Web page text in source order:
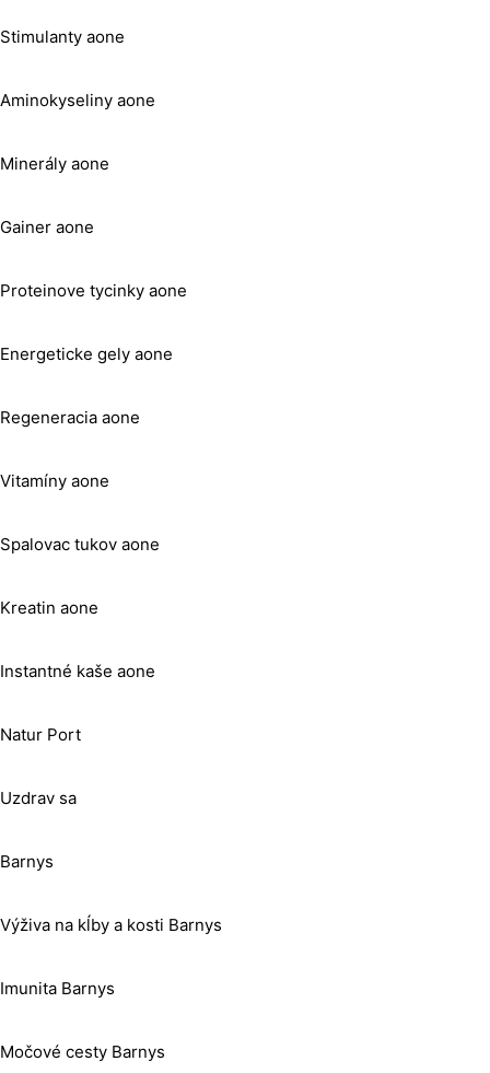
Stimulanty aone
Aminokyseliny aone
Minerály aone
Gainer aone
Proteinove tycinky aone
Energeticke gely aone
Regeneracia aone
Vitamíny aone
Spalovac tukov aone
Kreatin aone
Instantné kaše aone
Natur Port
Uzdrav sa
Barnys
Výživa na kĺby a kosti Barnys
Imunita Barnys
Močové cesty Barnys